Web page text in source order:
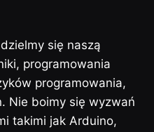
się naszą
programowania
programowania,
Nie boimy się wyzwań
takimi jak Arduino,